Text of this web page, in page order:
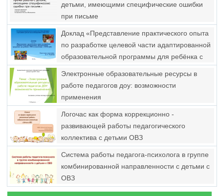
детьми, имеющими специфические ошибки
при письме
Доклад «Представление практического опыта
по разработке целевой части адаптированной
образовательной программы для ребёнка с
Электронные образовательные ресурсы в
работе педагогов доу: возможности
применения
Логочас как форма коррекционно -
развивающей работы педагогического
коллектива с детьми ОВЗ
Система работы педагога-психолога в группе
комбинированной направленности с детьми с
ОВЗ